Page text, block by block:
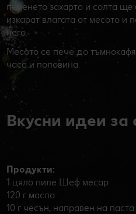
печенето захарта и солта
изкарат влагата от месото и
него.
Месото се пече до
часа и половина.
Вкусни идеи за
Продукти:
1 цяло пиле Шеф месар
120 г масло
10 г чесън, направен на паста